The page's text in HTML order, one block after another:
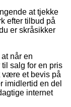
at tjekke
efter tilbud på
er skråsikker
når en
salg for en pris
være et bevis på
imidlertid en del
internet